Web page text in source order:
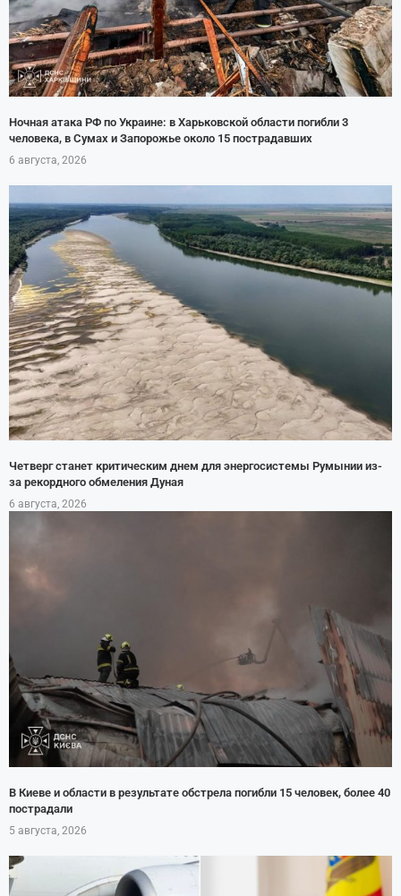
Ночная атака РФ по Украине: в Харьковской области погибли 3
человека, в Сумах и Запорожье около 15 пострадавших
6 августа, 2026
Четверг станет критическим днем для энергосистемы Румынии из-
за рекордного обмеления Дуная
6 августа, 2026
В Киеве и области в результате обстрела погибли 15 человек, более 40
пострадали
5 августа, 2026